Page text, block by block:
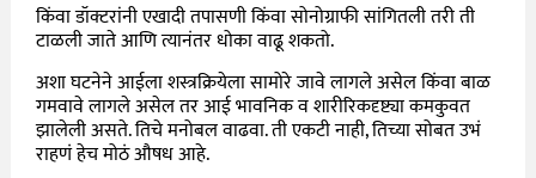
किंवा डॉक्टरांनी एखादी तपासणी किंवा सोनोग्राफी सांगितली तरी ती
टाळली जाते आणि त्यानंतर धोका वाढू शकतो.
अशा घटनेने आईला शस्त्रक्रियेला सामोरे जावे लागले असेल किंवा बाळ
गमवावे लागले असेल तर आई भावनिक व शारीरिकदृष्ट्या कमकुवत
झालेली असते. तिचे मनोबल वाढवा. ती एकटी नाही, तिच्या सोबत उभं
राहणं हेच मोठं औषध आहे.